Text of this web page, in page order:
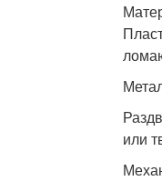
или